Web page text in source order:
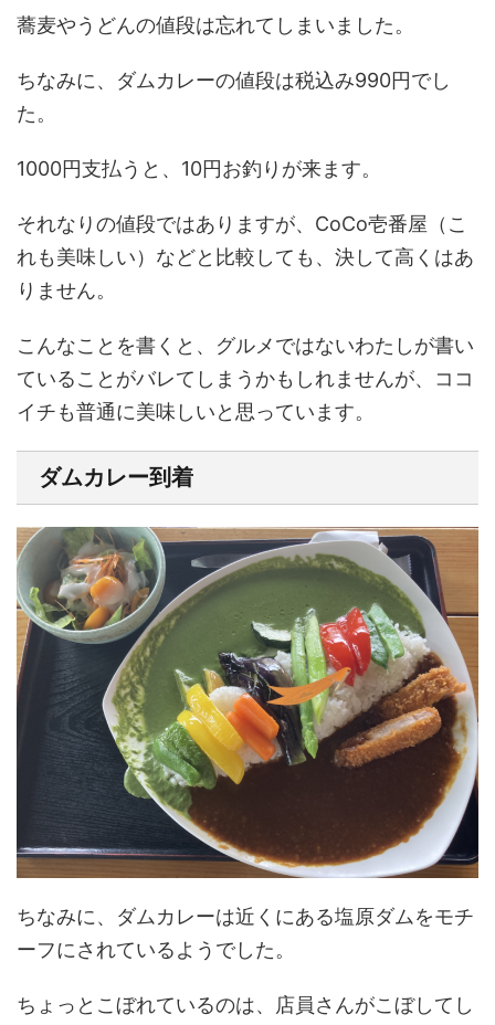
蕎麦やうどんの値段は忘れてしまいました。
ちなみに、ダムカレーの値段は税込み990円でし
た。
1000円支払うと、10円お釣りが来ます。
それなりの値段ではありますが、CoCo壱番屋（こ
れも美味しい）などと比較しても、決して高くはあ
りません。
こんなことを書くと、グルメではないわたしが書い
ていることがバレてしまうかもしれませんが、ココ
イチも普通に美味しいと思っています。
ダムカレー到着
ちなみに、ダムカレーは近くにある塩原ダムをモチ
ーフにされているようでした。
ちょっとこぼれているのは、店員さんがこぼしてし